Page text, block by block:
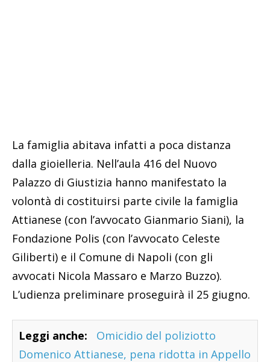
La famiglia abitava infatti a poca distanza
dalla gioielleria. Nell’aula 416 del Nuovo
Palazzo di Giustizia hanno manifestato la
volontà di costituirsi parte civile la famiglia
Attianese (con l’avvocato Gianmario Siani), la
Fondazione Polis (con l’avvocato Celeste
Giliberti) e il Comune di Napoli (con gli
avvocati Nicola Massaro e Marzo Buzzo).
L’udienza preliminare proseguirà il 25 giugno.
Leggi anche:
Omicidio del poliziotto
Domenico Attianese, pena ridotta in Appello